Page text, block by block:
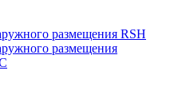
размещения RSH
размещения